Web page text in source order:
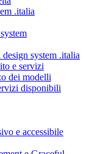
.italia
system .italia
e servizi
dei modelli
disponibili
e accessibile